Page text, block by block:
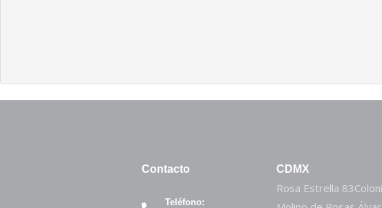
Contacto
Teléfono:
CDMX
Rosa Estrella